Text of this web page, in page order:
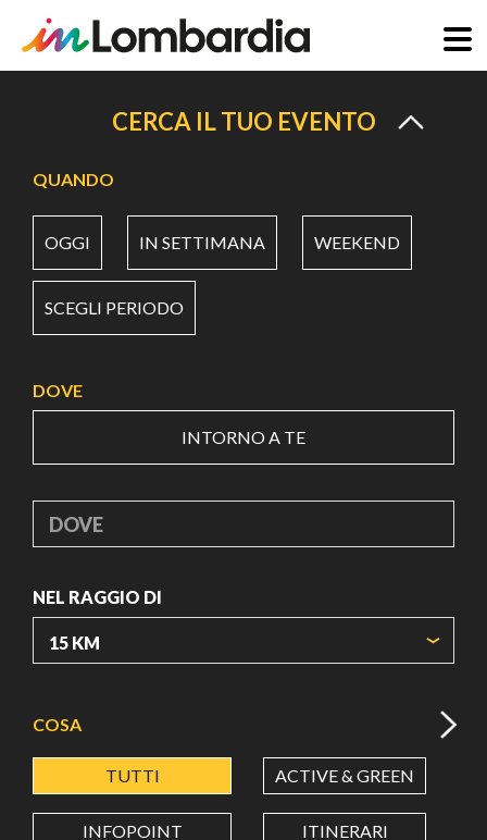
principale
CERCA IL TUO EVENTO
QUANDO
OGGI IN SETTIMANA WEEKEND
SCEGLI PERIODO
DOVE
INTORNO A TE
DOVE
NEL RAGGIO DI
LATITUDINE
COSA
TUTTI ACTIVE & GREEN
INFOPOINT ITINERARI